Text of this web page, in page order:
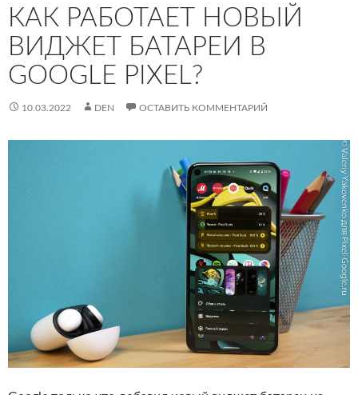
КАК РАБОТАЕТ НОВЫЙ
ВИДЖЕТ БАТАРЕИ В
GOOGLE PIXEL?
10.03.2022 DEN ОСТАВИТЬ КОММЕНТАРИЙ